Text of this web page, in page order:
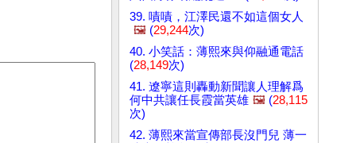
39. 嘖嘖，江澤民還不如這個女人
🖼️ (29,244次)
40. 小笑話：薄熙來與仰融通電話
(28,149次)
41. 遼寧這則轟動新聞讓人理解爲
何中共讓任長霞當英雄 🖼️ (28,115
次)
42. 薄熙來當宣傳部長沒門兒 薄一